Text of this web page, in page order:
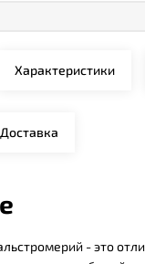
Характеристики
Доставка
- это